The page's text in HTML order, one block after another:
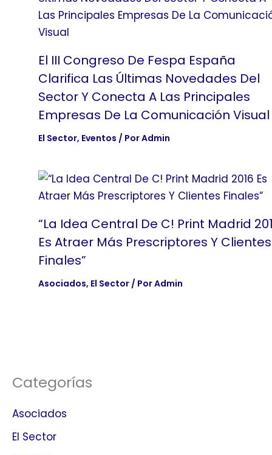
El III Congreso De Fespa España
Clarifica Las Últimas Novedades Del
Sector Y Conecta A Las Principales
Empresas De La Comunicación Visual
El Sector, Eventos / PorAdmin
“La Idea Central De C! Print Madrid
Es Atraer Más Prescriptores Y Clientes
Finales”
Asociados, El Sector/ PorAdmin
Categorías
Asociados
El Sector